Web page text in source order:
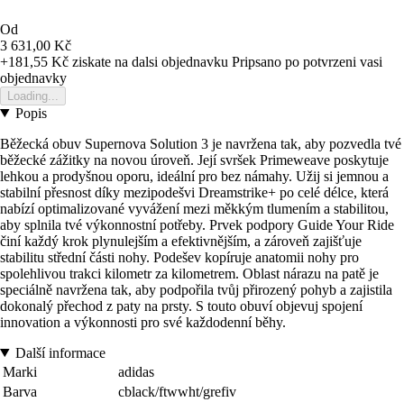
Od
3 631,00 Kč
+181,55 Kč ziskate na dalsi objednavku Pripsano po potvrzeni vasi
objednavky
Loading...
Popis
Běžecká obuv Supernova Solution 3 je navržena tak, aby pozvedla tvé
běžecké zážitky na novou úroveň. Její svršek Primeweave poskytuje
lehkou a prodyšnou oporu, ideální pro bez námahy. Užij si jemnou a
stabilní přesnost díky mezipodešvi Dreamstrike+ po celé délce, která
nabízí optimalizované vyvážení mezi měkkým tlumením a stabilitou,
aby splnila tvé výkonnostní potřeby. Prvek podpory Guide Your Ride
činí každý krok plynulejším a efektivnějším, a zároveň zajišťuje
stabilitu střední části nohy. Podešev kopíruje anatomii nohy pro
spolehlivou trakci kilometr za kilometrem. Oblast nárazu na patě je
speciálně navržena tak, aby podpořila tvůj přirozený pohyb a zajistila
dokonalý přechod z paty na prsty. S touto obuví objevuj spojení
innovation a výkonnosti pro své každodenní běhy.
Další informace
Marki
adidas
Barva
cblack/ftwwht/grefiv